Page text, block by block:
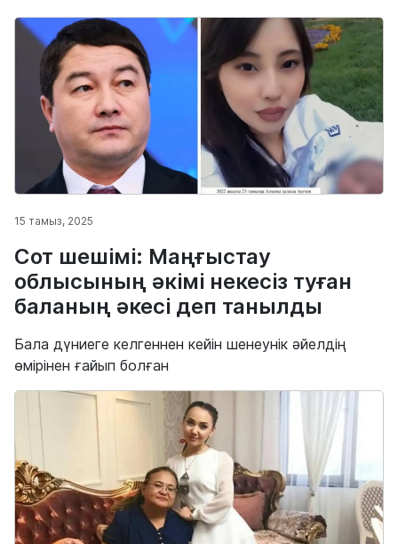
15 тамыз, 2025
Сот шешімі: Маңғыстау
облысының әкімі некесіз туған
баланың әкесі деп танылды
Бала дүниеге келгеннен кейін шенеунік әйелдің
өмірінен ғайып болған